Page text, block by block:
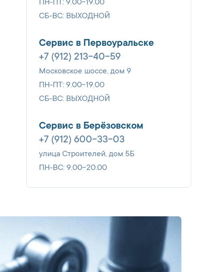
ПН-ПТ: 9.00-19.00
СБ-ВС: ВЫХОДНОЙ
Сервис в Первоуральске
+7 (912) 213-40-59
Московское шоссе, дом 9
ПН-ПТ: 9.00-19.00
СБ-ВС: ВЫХОДНОЙ
Сервис в Берёзовском
+7 (912) 600-33-03
улица Строителей, дом 5Б
ПН-ВС: 9.00-20.00